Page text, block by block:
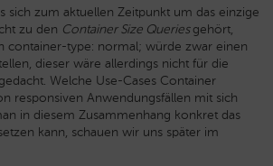
sich zum aktuellen Zeitpunkt um das einzige
zu den Container Size Queriesgehört,
container-type: normal; würde zwar einen
dieser wäre allerdings nicht für die
Welche Use-Cases Container
responsiven Anwendungsfällen mit sich
in diesem Zusammenhang konkret das
kann, schauen wir uns später im